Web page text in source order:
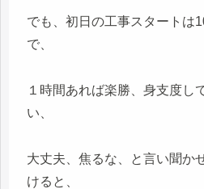
でも、初日の工事スタートは
で、
１時間あれば楽勝、身支度し
い、
大丈夫、焦るな、と言い聞か
けると、